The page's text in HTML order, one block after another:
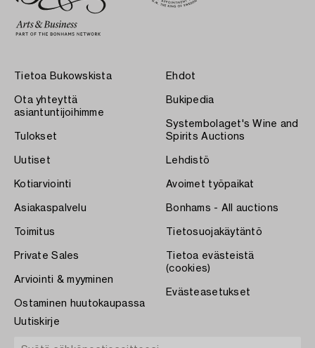
Tietoa Bukowskista
Ota yhteyttä
asiantuntijoihimme
Tulokset
Uutiset
Kotiarviointi
Asiakaspalvelu
Toimitus
Private Sales
Arviointi & myyminen
Ostaminen huutokaupassa
Ehdot
Bukipedia
Systembolaget's Wine and
Spirits Auctions
Lehdistö
Avoimet työpaikat
Bonhams - All auctions
Tietosuojakäytäntö
Tietoa evästeistä
(cookies)
Evästeasetukset
Uutiskirje